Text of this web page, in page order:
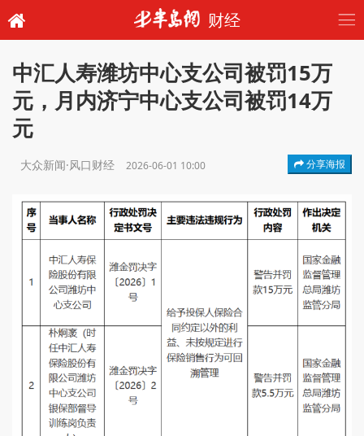
财经
中汇人寿潍坊中心支公司被罚15万
元，月内济宁中心支公司被罚14万
元
大众新闻·风口财经 2026-06-01 10:00 分享海报